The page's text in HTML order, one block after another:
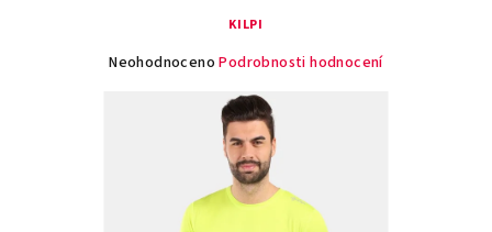
KILPI
Průměrné
hvězdiček.
Neohodnoceno Podrobnosti hodnocení